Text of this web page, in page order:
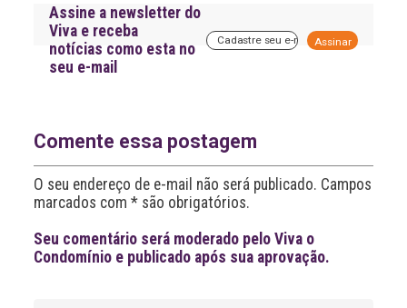
Assine a newsletter do
Viva e receba
notícias como esta no
seu e-mail
i
v
Comente essa postagem
O seu endereço de e-mail não será publicado. Campos
marcados com * são obrigatórios.
Seu comentário será moderado pelo Viva o
Condomínio e publicado após sua aprovação.